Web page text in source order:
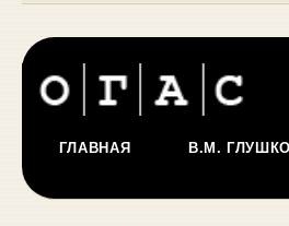
ГЛАВНАЯ В.М.